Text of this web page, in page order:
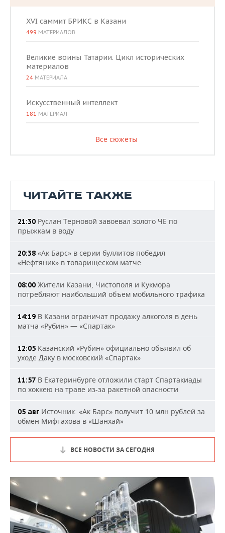
XVI саммит БРИКС в Казани
499 МАТЕРИАЛОВ
Великие воины Татарии. Цикл исторических
материалов
24 МАТЕРИАЛА
Искусственный интеллект
181 МАТЕРИАЛ
Все сюжеты
ЧИТАЙТЕ ТАКЖЕ
21:30 Руслан Терновой завоевал золото ЧЕ по
прыжкам в воду
20:38 «Ак Барс» в серии буллитов победил
«Нефтяник» в товарищеском матче
08:00 Жители Казани, Чистополя и Кукмора
потребляют наибольший объем мобильного трафика
14:19 В Казани ограничат продажу алкоголя в день
матча «Рубин» — «Спартак»
12:05 Казанский «Рубин» официально объявил об
уходе Даку в московский «Спартак»
11:57 В Екатеринбурге отложили старт Спартакиады
по хоккею на траве из-за ракетной опасности
05 авг Источник: «Ак Барс» получит 10 млн рублей за
обмен Мифтахова в «Шанхай»
ВСЕ НОВОСТИ ЗА СЕГОДНЯ